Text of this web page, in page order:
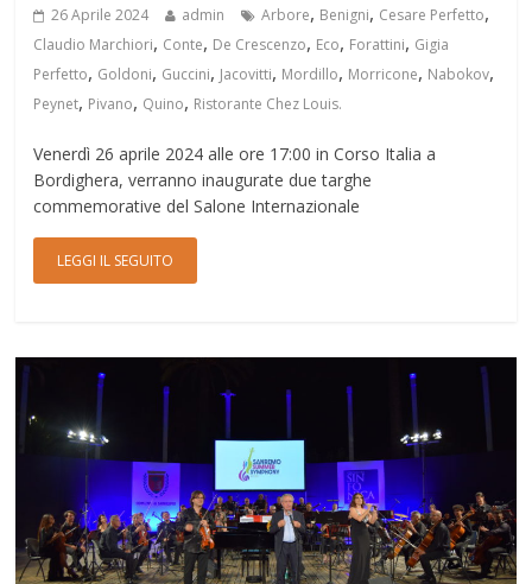
26 Aprile 2024 admin Arbore, Benigni, Cesare Perfetto,
Claudio Marchiori, Conte, De Crescenzo, Eco, Forattini, Gigia
Perfetto, Goldoni, Guccini, Jacovitti, Mordillo, Morricone, Nabokov,
Peynet, Pivano, Quino, Ristorante Chez Louis.
Venerdì 26 aprile 2024 alle ore 17:00 in Corso Italia a
Bordighera, verranno inaugurate due targhe
commemorative del Salone Internazionale
LEGGI IL SEGUITO